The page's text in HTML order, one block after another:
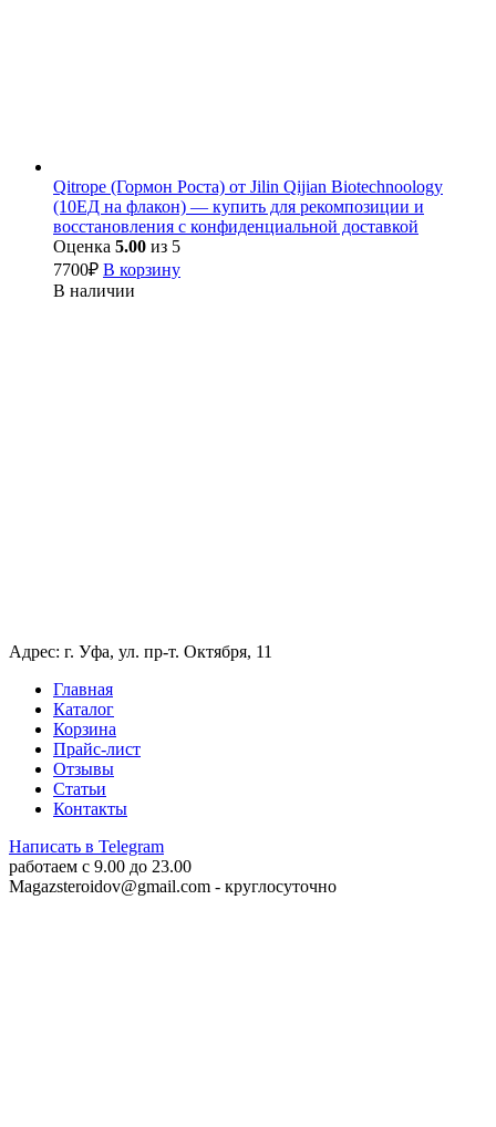
Qitrope (Гормон Роста) от Jilin Qijian Biotechnoology
(10ЕД на флакон) — купить для рекомпозиции и
восстановления с конфиденциальной доставкой
Оценка 5.00 из 5
7700₽ В корзину
В наличии
Адрес: г. Уфа, ул. пр-т. Октября, 11
Главная
Каталог
Корзина
Прайс-лист
Отзывы
Статьи
Контакты
Написать в Telegram
работаем c 9.00 до 23.00
Magazsteroidov@gmail.com - круглосуточно